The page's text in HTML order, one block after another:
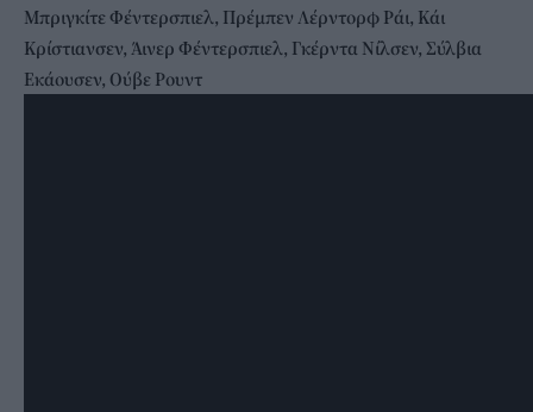
Μπριγκίτε Φέντερσπιελ, Πρέμπεν Λέρντορφ Ράι, Κάι
Κρίστιανσεν, Άινερ Φέντερσπιελ, Γκέρντα Νίλσεν, Σύλβια
Εκάουσεν, Ούβε Ρουντ